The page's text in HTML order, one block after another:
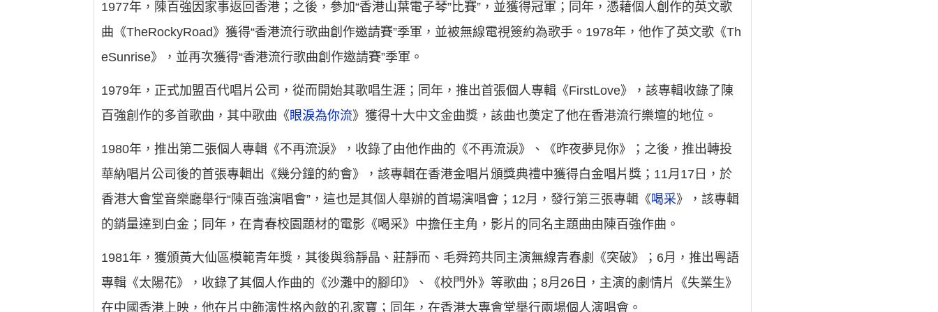
1977年，陳百強因家事返回香港；之後，參加“香港山葉電子琴”比賽”，並獲得冠軍；同年，憑藉個人創作的英文歌
曲《TheRockyRoad》獲得“香港流行歌曲創作邀請賽”季軍，並被無線電視簽約為歌手。1978年，他作了英文歌《Th
eSunrise》，並再次獲得“香港流行歌曲創作邀請賽”季軍。
1979年，正式加盟百代唱片公司，從而開始其歌唱生涯；同年，推出首張個人專輯《FirstLove》，該專輯收錄了陳
百強創作的多首歌曲，其中歌曲《眼淚為你流》獲得十大中文金曲獎，該曲也奠定了他在香港流行樂壇的地位。
1980年，推出第二張個人專輯《不再流淚》，收錄了由他作曲的《不再流淚》、《昨夜夢見你》；之後，推出轉投
華納唱片公司後的首張專輯出《幾分鐘的約會》，該專輯在香港金唱片頒獎典禮中獲得白金唱片獎；11月17日，於
香港大會堂音樂廳舉行“陳百強演唱會”，這也是其個人舉辦的首場演唱會；12月，發行第三張專輯《喝采》，該專輯
的銷量達到白金；同年，在青春校園題材的電影《喝采》中擔任主角，影片的同名主題曲由陳百強作曲。
1981年，獲頒黃大仙區模範青年獎，其後與翁靜晶、莊靜而、毛舜筠共同主演無線青春劇《突破》；6月，推出粵語
專輯《太陽花》，收錄了其個人作曲的《沙灘中的腳印》、《校門外》等歌曲；8月26日，主演的劇情片《失業生》
在中國香港上映，他在片中飾演性格內斂的孔家寶；同年，在香港大專會堂舉行兩場個人演唱會。